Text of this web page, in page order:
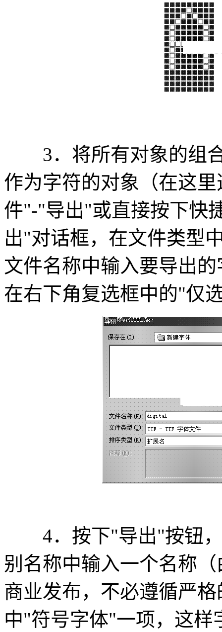
3．将所有对象的组合
作为字符的对象（在这
件"-"导出"或直接按下快
出"对话框，在文件类型
文件名称中输入要导出
在右下角复选框中的"仅
4．按下"导出"按钮，
别名称中输入一个名称
商业发布，不必遵循严
中"符号字体"一项，这样